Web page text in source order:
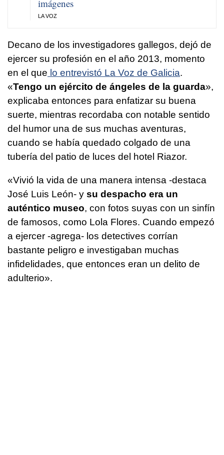
imágenes
LA VOZ
Decano de los investigadores gallegos, dejó de
ejercer su profesión en el año 2013, momento
en el que lo entrevistó La Voz de Galicia.
«Tengo un ejército de ángeles de la guarda»,
explicaba entonces para enfatizar su buena
suerte, mientras recordaba con notable sentido
del humor una de sus muchas aventuras,
cuando se había quedado colgado de una
tubería del patio de luces del hotel Riazor.
«Vivió la vida de una manera intensa -destaca
José Luis León- y su despacho era un
auténtico museo, con fotos suyas con un sinfín
de famosos, como Lola Flores. Cuando empezó
a ejercer -agrega- los detectives corrían
bastante peligro e investigaban muchas
infidelidades, que entonces eran un delito de
adulterio».